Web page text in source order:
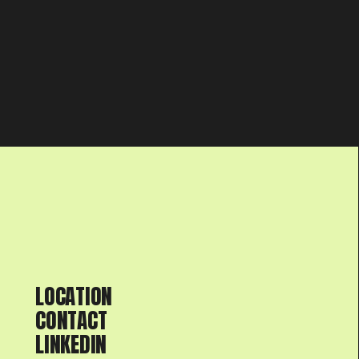
LOCATION
CONTACT
LINKEDIN